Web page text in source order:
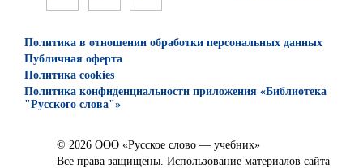
Политика в отношении обработки персональных данных
Публичная оферта
Политика cookies
Политика конфиденциальности приложения «Библиотека
"Русского слова"»
© 2026 ООО «Русское слово — учебник»
Все права защищены. Использование материалов сайта